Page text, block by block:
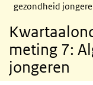
gezondheid
meting 7:
jongeren